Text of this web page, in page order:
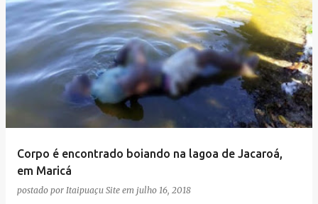
Corpo é encontrado boiando na lagoa de Jacaroá,
em Maricá
postado por Itaipuaçu Site em julho 16, 2018